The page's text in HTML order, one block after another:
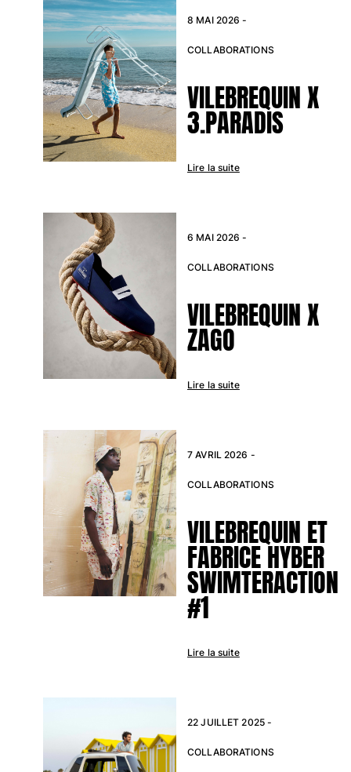
Sweatshirts
T-shirts
Loungewear
Kimonos
Tous les articles
Collection yachting
Tous les articles
Maillots de bain
Short de bain
Bébé
Classique
Classique stretch
Classique ultra-léger
Brodés Edition Numérotée
Prêt-à-porter
Polos
T-shirts
Pantalons
Chemises
Shorts
Sweats
Tous les articles
T-shirts Anti UV
Bikinis
8 MAI 2026 -
COLLABORATIONS
VILEBREQUIN X
3.PARADIS
Lire la suite
6 MAI 2026 -
COLLABORATIONS
VILEBREQUIN X
ZAGO
Lire la suite
7 AVRIL 2026 -
COLLABORATIONS
VILEBREQUIN ET
FABRICE HYBER
SWIMTERACTION
#1
Lire la suite
22 JUILLET 2025 -
COLLABORATIONS